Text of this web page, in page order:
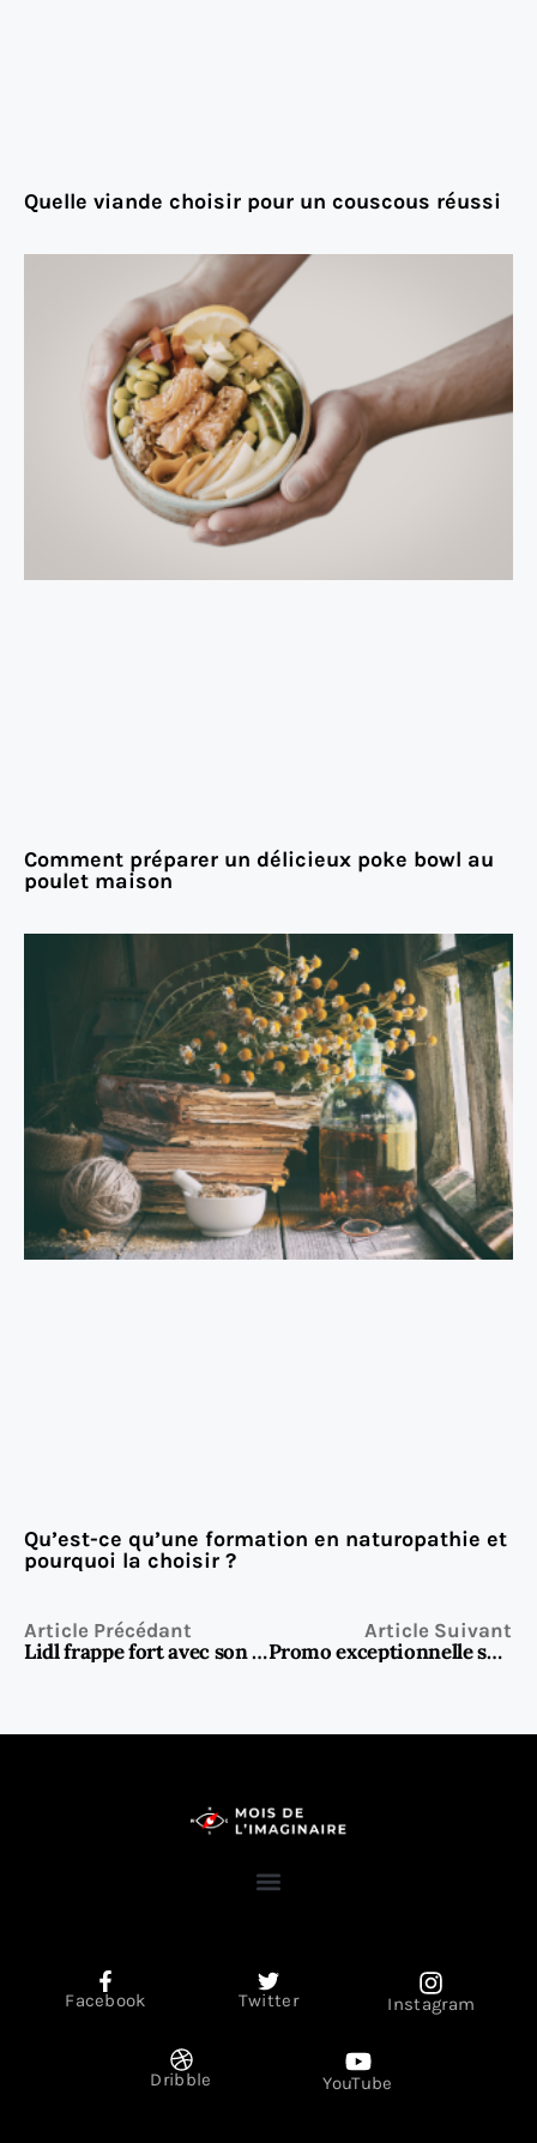
Quelle viande choisir pour un couscous réussi
Comment préparer un délicieux poke bowl au
poulet maison
Qu’est-ce qu’une formation en naturopathie et
pourquoi la choisir ?
Article Précédant
Lidl frappe fort avec son nouveau Monsieur Cuisine Smart : les clients bluffés
Article Suivant
Promo exceptionnelle sur le robot Lidl Monsieur Cuisine Connect qui fait le buzz
Facebook Twitter Instagram
Dribble YouTube